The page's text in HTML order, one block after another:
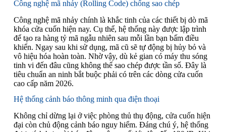
Công nghệ mã nhảy (Rolling Code) chống sao chép
Công nghệ mã nhảy chính là khắc tinh của các thiết bị dò mã
khóa cửa cuốn hiện nay. Cụ thể, hệ thống này được lập trình
để tạo ra hàng tỷ mã ngẫu nhiên sau mỗi lần bạn bấm điều
khiển. Ngay sau khi sử dụng, mã cũ sẽ tự động bị hủy bỏ và
vô hiệu hóa hoàn toàn. Nhờ vậy, dù kẻ gian có máy thu sóng
tinh vi đến đâu cũng không thể sao chép được tần số. Đây là
tiêu chuẩn an ninh bắt buộc phải có trên các dòng cửa cuốn
cao cấp năm 2026.
Hệ thống cảnh báo thông minh qua điện thoại
Không chỉ dừng lại ở việc phòng thủ thụ động, cửa cuốn hiện
đại còn chủ động cảnh báo nguy hiểm. Đáng chú ý, hệ thống